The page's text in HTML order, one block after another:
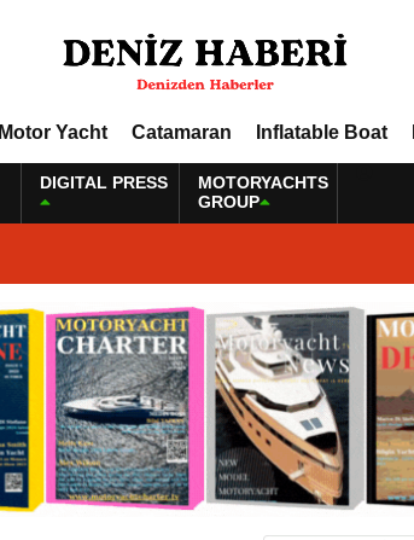
Motor Yacht Catamaran Inflatable Boat
DIGITAL PRESS
MOTORYACHTS
GROUP